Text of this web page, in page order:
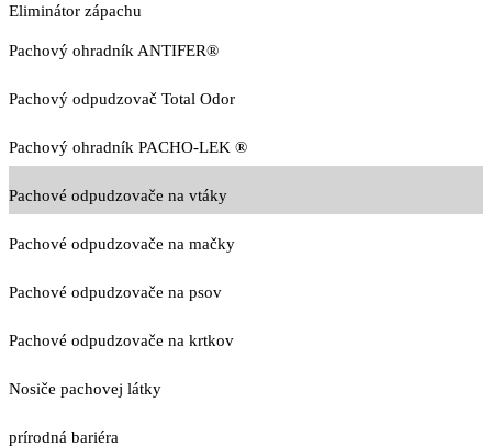
Eliminátor zápachu
Pachový ohradník ANTIFER®
Pachový odpudzovač Total Odor
Pachový ohradník PACHO-LEK ®
Pachové odpudzovače na vtáky
Pachové odpudzovače na mačky
Pachové odpudzovače na psov
Pachové odpudzovače na krtkov
Nosiče pachovej látky
prírodná bariéra